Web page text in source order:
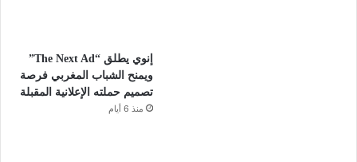
إنوي يطلق “The Next Ad”
ويمنح الشباب المغربي فرصة
تصميم حملته الإعلانية المقبلة
منذ 6 أيام